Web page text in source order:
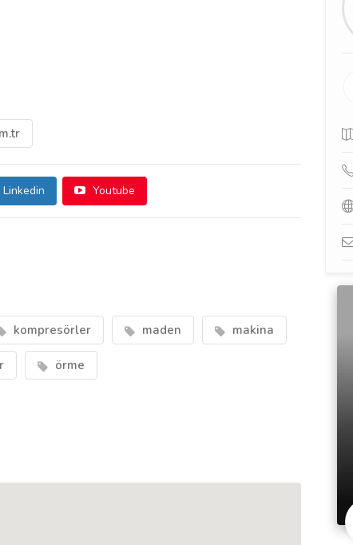
Linkedin Youtube
kompresörler maden makina
örme